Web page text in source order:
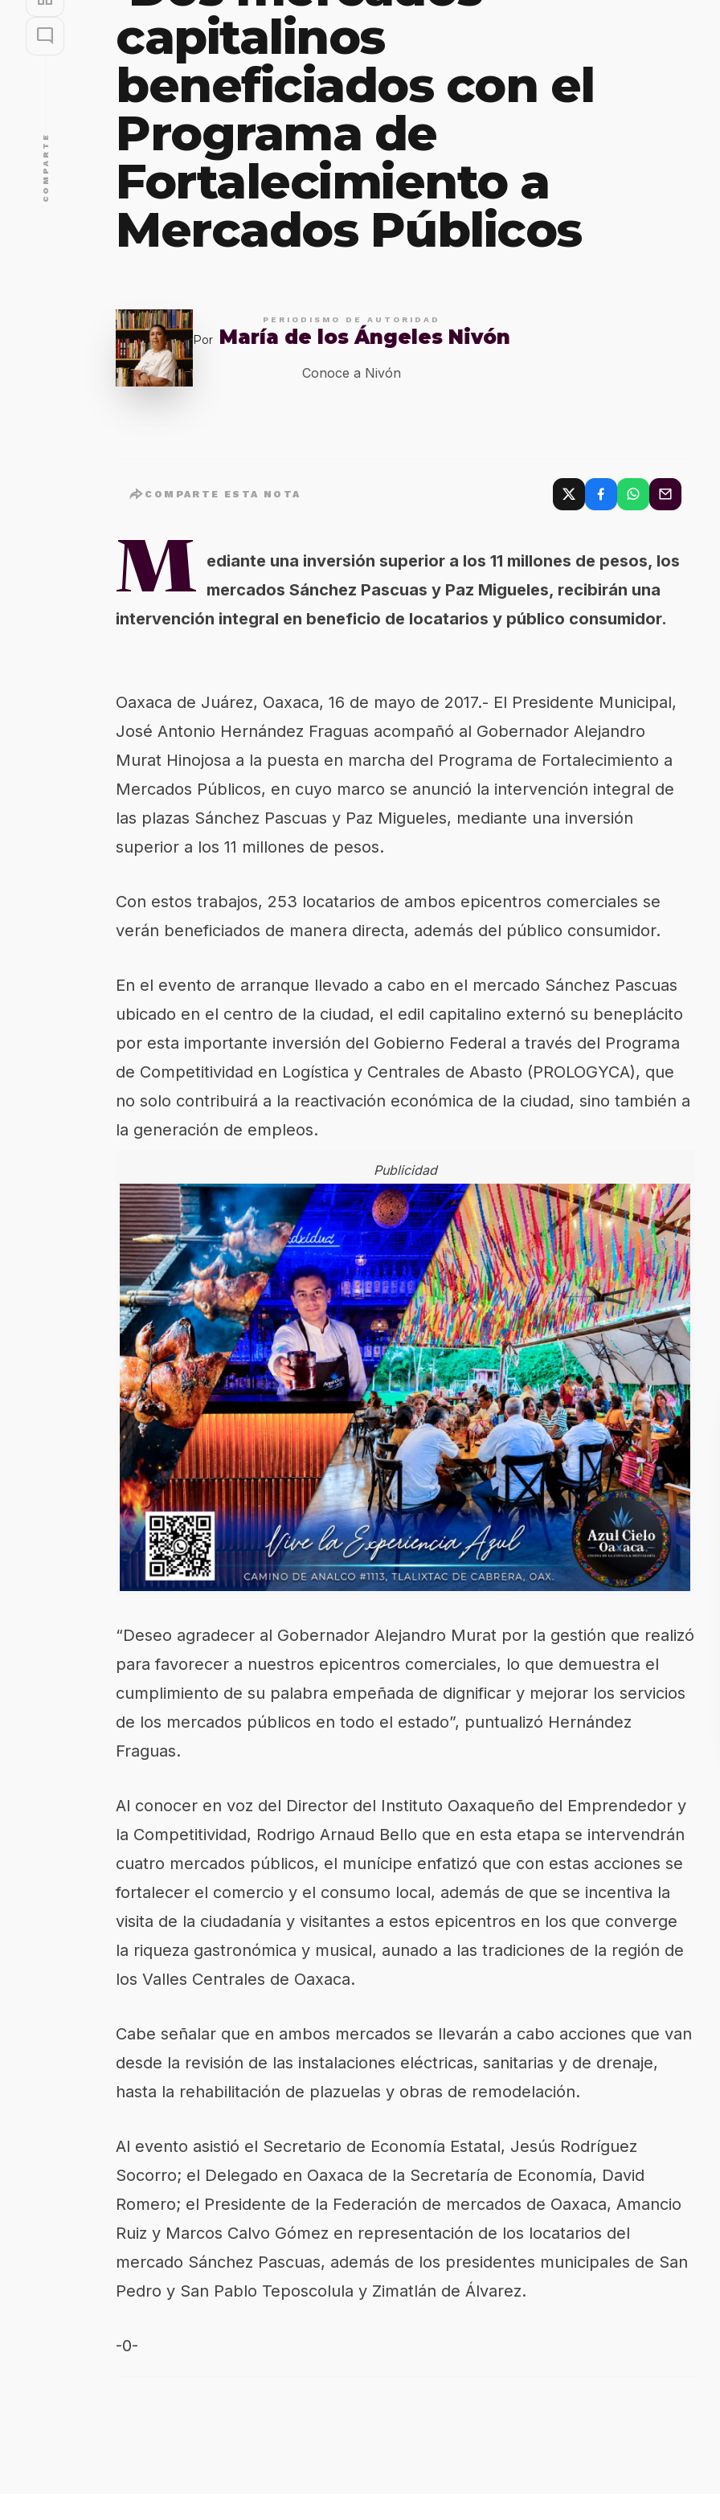
mode_comment
COMPARTE
capitalinos
beneficiados con el
Programa de
Fortalecimiento a
Mercados Públicos
PERIODISMO DE AUTORIDAD
Por María de los Ángeles Nivón
Conoce a Nivón
COMPARTE ESTA NOTA
M ediante una inversión superior a los 11 millones de pesos, los
mercados Sánchez Pascuas y Paz Migueles, recibirán una
intervención integral en beneficio de locatarios y público consumidor.
Oaxaca de Juárez, Oaxaca, 16 de mayo de 2017.- El Presidente Municipal,
José Antonio Hernández Fraguas acompañó al Gobernador Alejandro
Murat Hinojosa a la puesta en marcha del Programa de Fortalecimiento a
Mercados Públicos, en cuyo marco se anunció la intervención integral de
las plazas Sánchez Pascuas y Paz Migueles, mediante una inversión
superior a los 11 millones de pesos.
Con estos trabajos, 253 locatarios de ambos epicentros comerciales se
verán beneficiados de manera directa, además del público consumidor.
En el evento de arranque llevado a cabo en el mercado Sánchez Pascuas
ubicado en el centro de la ciudad, el edil capitalino externó su beneplácito
por esta importante inversión del Gobierno Federal a través del Programa
de Competitividad en Logística y Centrales de Abasto (PROLOGYCA), que
no solo contribuirá a la reactivación económica de la ciudad, sino también a
la generación de empleos.
Publicidad
“Deseo agradecer al Gobernador Alejandro Murat por la gestión que realizó
para favorecer a nuestros epicentros comerciales, lo que demuestra el
cumplimiento de su palabra empeñada de dignificar y mejorar los servicios
de los mercados públicos en todo el estado”, puntualizó Hernández
Fraguas.
Al conocer en voz del Director del Instituto Oaxaqueño del Emprendedor y
la Competitividad, Rodrigo Arnaud Bello que en esta etapa se intervendrán
cuatro mercados públicos, el munícipe enfatizó que con estas acciones se
fortalecer el comercio y el consumo local, además de que se incentiva la
visita de la ciudadanía y visitantes a estos epicentros en los que converge
la riqueza gastronómica y musical, aunado a las tradiciones de la región de
los Valles Centrales de Oaxaca.
Cabe señalar que en ambos mercados se llevarán a cabo acciones que van
desde la revisión de las instalaciones eléctricas, sanitarias y de drenaje,
hasta la rehabilitación de plazuelas y obras de remodelación.
Al evento asistió el Secretario de Economía Estatal, Jesús Rodríguez
Socorro; el Delegado en Oaxaca de la Secretaría de Economía, David
Romero; el Presidente de la Federación de mercados de Oaxaca, Amancio
Ruiz y Marcos Calvo Gómez en representación de los locatarios del
mercado Sánchez Pascuas, además de los presidentes municipales de San
Pedro y San Pablo Teposcolula y Zimatlán de Álvarez.
-0-